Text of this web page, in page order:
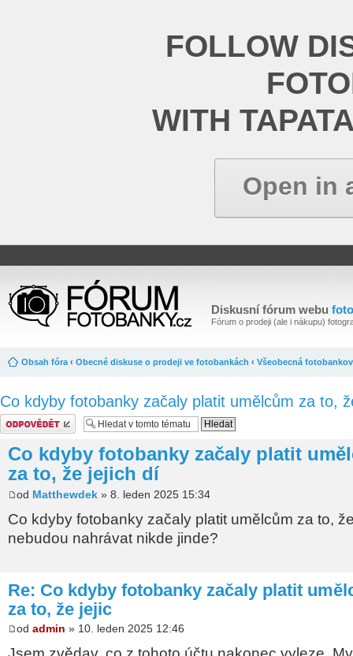
FOLLOW
WITH
Open in
Diskusní fórum webu
Fórum o prodeji (ale i nákupu)
Obsah fóra ‹ Obecné diskuse o prodeji ve fotobankách ‹ Všeobecná
Co kdyby fotobanky začaly platit umělcům za to,
Odeslat odpověď
Co kdyby fotobanky začaly platit
za to, že jejich dí
od Matthewdek » 8. leden 2025 15:34
Co kdyby fotobanky začaly platit umělcům za to,
nebudou nahrávat nikde jinde?
Re: Co kdyby fotobanky začaly platit
za to, že jejic
od admin » 10. leden 2025 12:46